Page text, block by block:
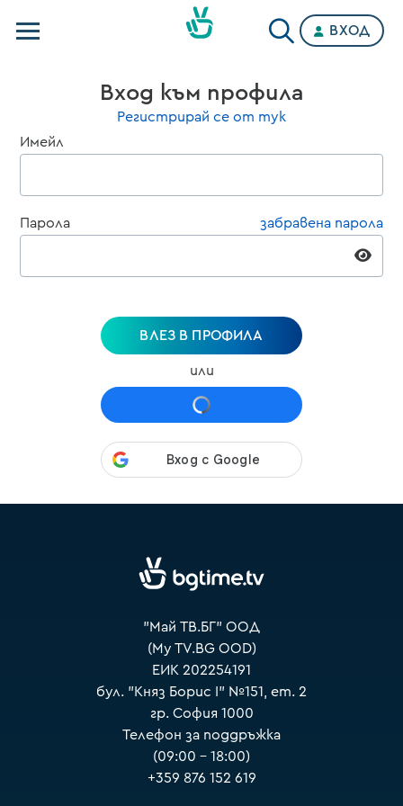
Категории
ВХОД
Вход към профила
Регистрирай се от тук
Имейл
Парола забравена парола
ВЛЕЗ В ПРОФИЛА
или
"Май ТВ.БГ" ООД
(My TV.BG OOD)
ЕИК 202254191
бул. "Княз Борис I" №151, ет. 2
гр. София 1000
Телефон за поддръжка
(09:00 – 18:00)
+359 876 152 619